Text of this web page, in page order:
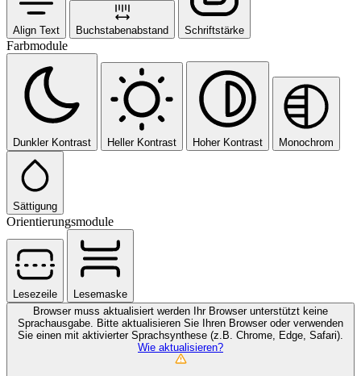
Align Text Buchstabenabstand Schriftstärke
Farbmodule
Dunkler Kontrast Heller Kontrast Hoher Kontrast Monochrom
Sättigung
Orientierungsmodule
Lesezeile
Lesemaske
Browser muss aktualisiert werden Ihr Browser unterstützt keine
Sprachausgabe. Bitte aktualisieren Sie Ihren Browser oder verwenden
Sie einen mit aktivierter Sprachsynthese (z.B. Chrome, Edge, Safari).
Wie aktualisieren?